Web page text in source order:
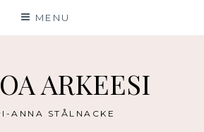
MENU
ARKEESI
ANNA STÅLNACKE